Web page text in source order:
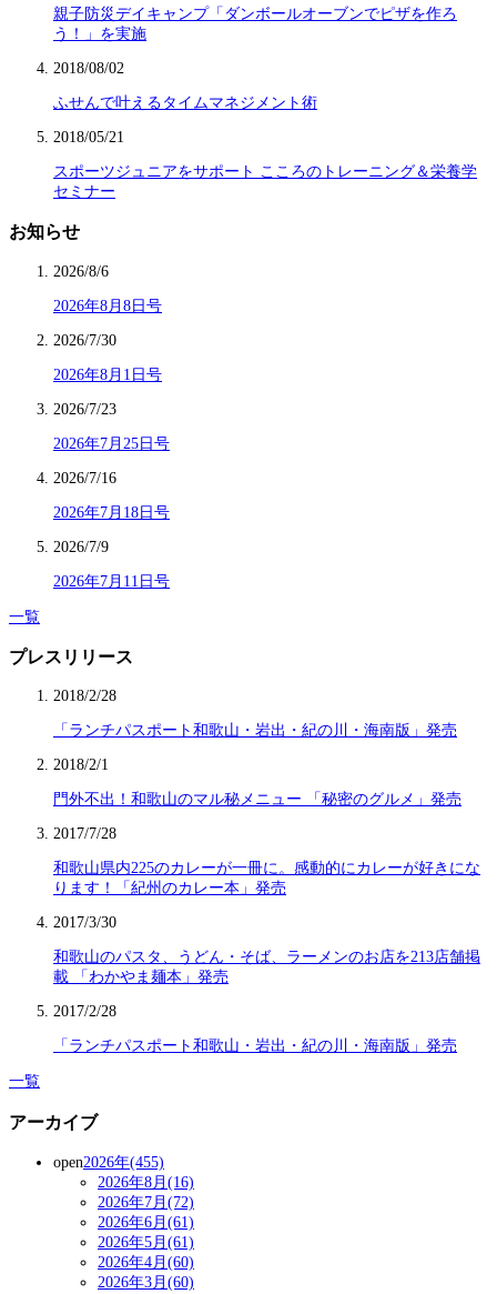
親子防災デイキャンプ「ダンボールオーブンでピザを作ろ
う！」を実施
2018/08/02
ふせんで叶えるタイムマネジメント術
2018/05/21
スポーツジュニアをサポート こころのトレーニング＆栄養学
セミナー
お知らせ
2026/8/6
2026年8月8日号
2026/7/30
2026年8月1日号
2026/7/23
2026年7月25日号
2026/7/16
2026年7月18日号
2026/7/9
2026年7月11日号
一覧
プレスリリース
2018/2/28
「ランチパスポート和歌山・岩出・紀の川・海南版」発売
2018/2/1
門外不出！和歌山のマル秘メニュー 「秘密のグルメ」発売
2017/7/28
和歌山県内225のカレーが一冊に。感動的にカレーが好きにな
ります！「紀州のカレー本」発売
2017/3/30
和歌山のパスタ、うどん・そば、ラーメンのお店を213店舗掲
載 「わかやま麺本」発売
2017/2/28
「ランチパスポート和歌山・岩出・紀の川・海南版」発売
一覧
アーカイブ
open2026年(455)
2026年8月(16)
2026年7月(72)
2026年6月(61)
2026年5月(61)
2026年4月(60)
2026年3月(60)